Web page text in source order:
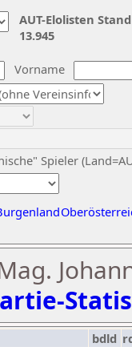
Vorname
Spieler
AUT-Elolisten
13.945
bdld